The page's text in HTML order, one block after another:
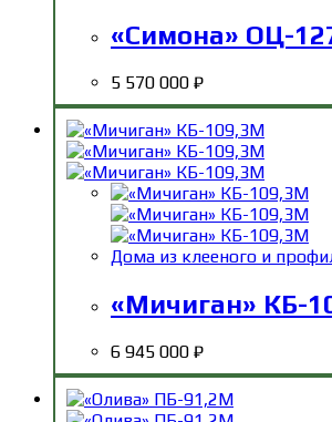
«Симона» ОЦ-
5 570 000 ₽
Дома из клееного и
«Мичиган» КБ-
6 945 000 ₽